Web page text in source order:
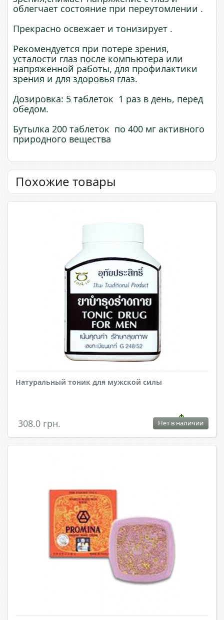
облегчает состояние при переутомлении .
Прекрасно освежает и тонизирует .
Рекомендуется при потере зрения,
усталости глаз после компьютера или
напряженной работы, для профилактики
зрения и для здоровья глаз.
Дозировка: 5 таблеток 1 раз в день, перед
обедом.
Бутылка 200 таблеток по 400 мг активного
природного вещества
Похожие товары
Натуральный тоник для мужской силы
308.0 грн. Нет в наличии